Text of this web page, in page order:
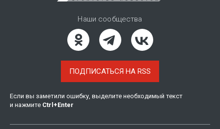
Наши сообщества
ПОДПИСАТЬСЯ НА RSS
Если вы заметили ошибку, выделите необходимый текст
и нажмите Ctrl +Enter